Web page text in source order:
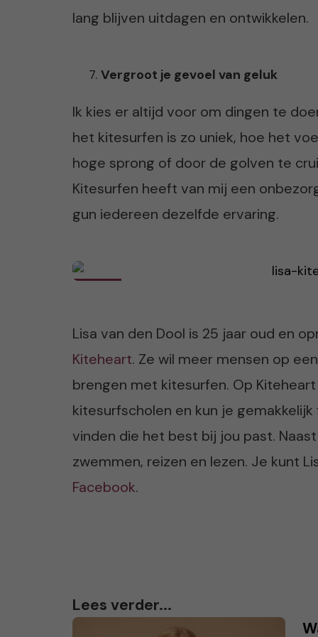
lang blijven uitdagen en ontwikkelen.
Vergroot je gevoel van geluk
Ik kies er altijd voor om dingen te
het kitesurfen is zo uniek, hoe het
hoge sprong of door de golven te
Kitesurfen heeft van mij een
gun iedereen dezelfde ervaring.
Lisa van den Dool is 25 jaar oud en
Kiteheart. Ze wil meer mensen op
brengen met kitesurfen. Op
kitesurfscholen en kun je
vinden die het best bij jou past.
zwemmen, reizen en lezen. Je kunt
Facebook.
Lees verder...